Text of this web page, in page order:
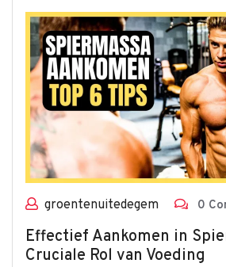
groentenuitedegem 0
Effectief Aankomen in
Cruciale Rol van Voeding